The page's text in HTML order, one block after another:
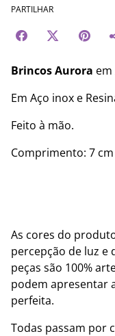
PARTILHAR
Brincos Aurora
Em Aço inox e
Feito à mão.
Comprimento: 7 cm
As cores do
percepção de luz e
peças são 100%
podem apresentar
perfeita.
Todas passam por